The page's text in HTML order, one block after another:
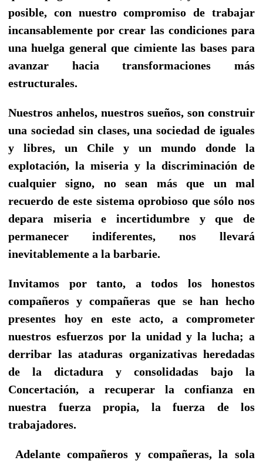
posible, con nuestro compromiso de trabajar
incansablemente por crear las condiciones para
una huelga general que cimiente las bases para
avanzar hacia transformaciones más
estructurales.
Nuestros anhelos, nuestros sueños, son construir
una sociedad sin clases, una sociedad de iguales
y libres, un Chile y un mundo donde la
explotación, la miseria y la discriminación de
cualquier signo, no sean más que un mal
recuerdo de este sistema oprobioso que sólo nos
depara miseria e incertidumbre y que de
permanecer indiferentes, nos llevará
inevitablemente a la barbarie.
Invitamos por tanto, a todos los honestos
compañeros y compañeras que se han hecho
presentes hoy en este acto, a comprometer
nuestros esfuerzos por la unidad y la lucha; a
derribar las ataduras organizativas heredadas
de la dictadura y consolidadas bajo la
Concertación, a recuperar la confianza en
nuestra fuerza propia, la fuerza de los
trabajadores.
Adelante compañeros y compañeras, la sola